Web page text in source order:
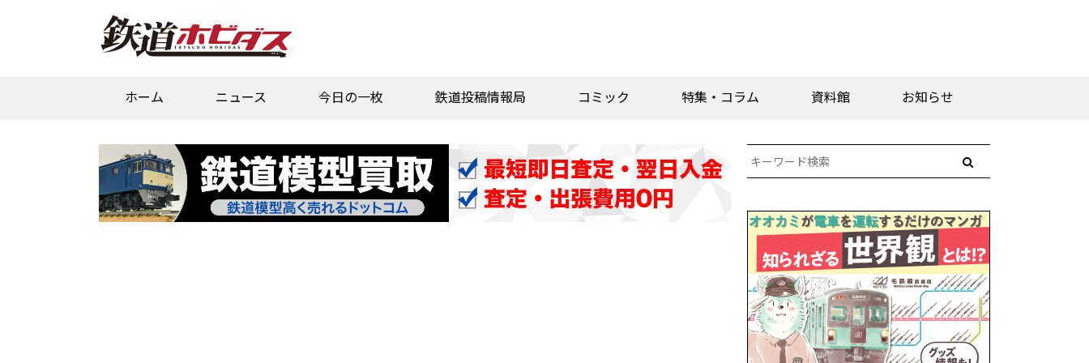
ホーム ニュース 今日の一枚 鉄道投稿情報局 コミック 特集・コラム 資料館 お知らせ